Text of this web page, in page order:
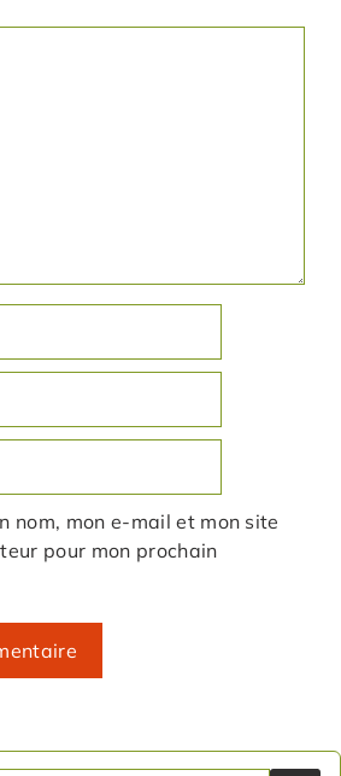
nom, mon e-mail et mon site
pour mon prochain